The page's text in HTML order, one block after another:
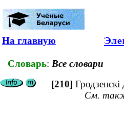
На главную
Словарь: Все словари
[210] Гродзенскі
См.